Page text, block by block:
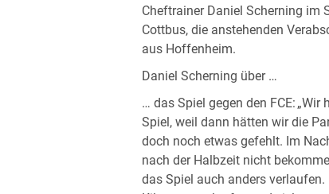
Cheftrainer Daniel Scherning im
Cottbus, die anstehenden
aus Hoffenheim.
Daniel Scherning über …
… das Spiel gegen den FCE:
Spiel, weil dann hätten wir die
doch noch etwas gefehlt. Im
nach der Halbzeit nicht
das Spiel auch anders